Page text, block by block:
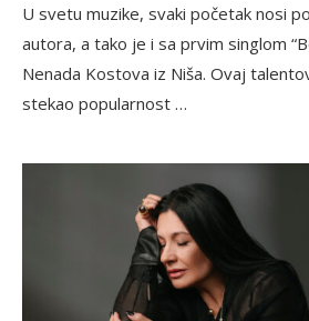
U svetu muzike, svaki početak nosi
autora, a tako je i sa prvim singlom
Nenada Kostova iz Niša. Ovaj
stekao popularnost …